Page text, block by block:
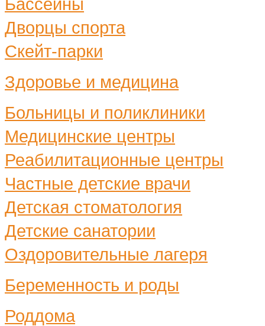
Дворцы спорта
Скейт-парки
Здоровье и медицина
Больницы и поликлиники
Медицинские центры
Реабилитационные центры
Частные детские врачи
Детская стоматология
Детские санатории
Оздоровительные лагеря
Беременность и роды
Роддома